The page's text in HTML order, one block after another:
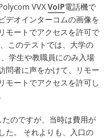
VVXVoIP電話機で
デオインターコムの画像を
モートでアクセスを許可で
このテストでは、大学の
学生や教職員にのみ入場
問者に声をかけて、リモー
モートでアクセスを許可し
たのですが、当時は費用が
た。 それよりも、入口の